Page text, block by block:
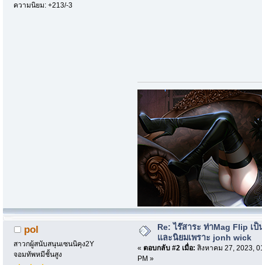
ความนิยม: +213/-3
pol
สาวกผู้สนับสนุนเซนนิคุง2Y
จอมทัพหมีชั้นสูง
Re: ไร๊สาระ ท่าMag Flip เป็
และนิยมเพราะ jonh wick
« ตอบกลับ #2 เมื่อ: สิงหาคม 27, 2023,
PM »